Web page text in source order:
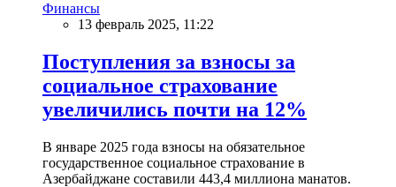
Финансы
13 февраль 2025, 11:22
Поступления за взносы за
социальное страхование
увеличились почти на 12%
В январе 2025 года взносы на обязательное
государственное социальное страхование в
Азербайджане составили 443,4 миллиона манатов.